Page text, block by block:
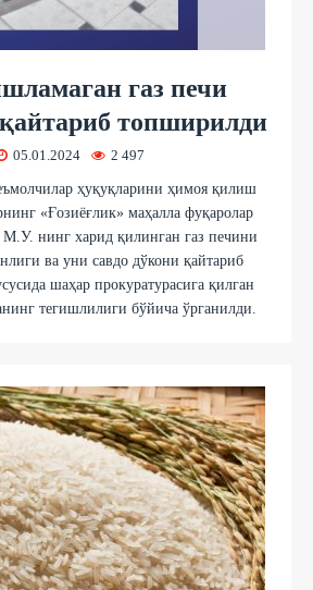
газ печи
топширилди
05.01.2024 2 497
ҳуқуқларини ҳимоя қилиш
«Ғозиёғлик» маҳалла фуқаролар
нинг харид қилинган газ печини
ва уни савдо дўкони қайтариб
шаҳар прокуратурасига қилган
тегишлилиги бўйича ўрганилди.